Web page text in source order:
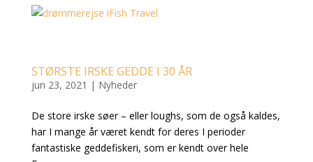
STØRSTE IRSKE GEDDE I 30 ÅR
jun 23, 2021 | Nyheder
De store irske søer – eller loughs, som de også kaldes,
har I mange år været kendt for deres I perioder
fantastiske geddefiskeri, som er kendt over hele